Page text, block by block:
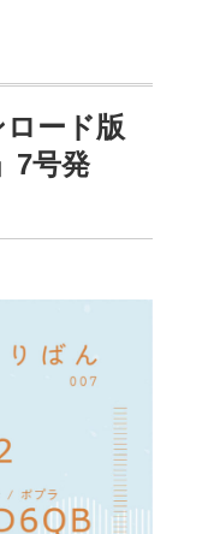
ード版
7号発